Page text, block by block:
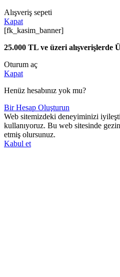
Alışveriş sepeti
Kapat
[fk_kasim_banner]
25.000 TL ve üzeri
Oturum aç
Kapat
Henüz hesabınız yok mu?
Bir Hesap Oluşturun
Web sitemizdeki deneyiminizi
kullanıyoruz. Bu web sitesinde
etmiş olursunuz.
Kabul et